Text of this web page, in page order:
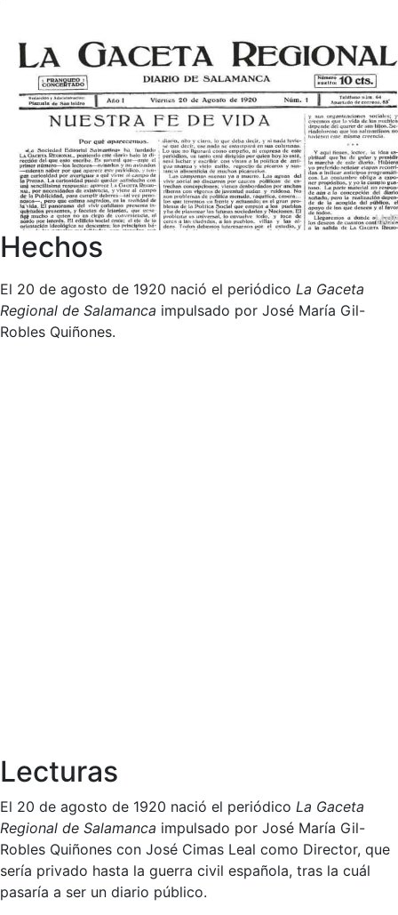
Hechos
El 20 de agosto de 1920 nació el periódico La Gaceta
Regional de Salamanca impulsado por José María Gil-
Robles Quiñones.
Lecturas
El 20 de agosto de 1920 nació el periódico La Gaceta
Regional de Salamanca impulsado por José María Gil-
Robles Quiñones con José Cimas Leal como Director, que
sería privado hasta la guerra civil española, tras la cuál
pasaría a ser un diario público.